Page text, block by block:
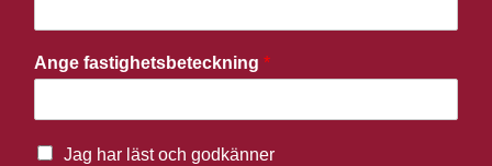
Ange fastighetsbeteckning *
Jag har läst och godkänner